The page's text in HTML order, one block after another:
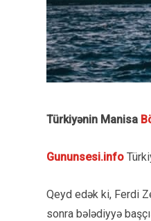
Türkiyənin Manisa
Gununsesi.info
Qeyd edək ki, Ferdi
sonra bələdiyyə